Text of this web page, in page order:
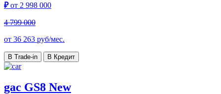
₽от 2 998 000
4 799 000
от 36 263 руб/мес.
В Trade-in В Кредит
gac GS8 New